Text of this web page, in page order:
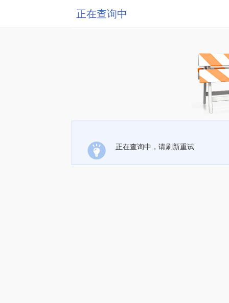
正在查询中
正在查询中，请刷新重试